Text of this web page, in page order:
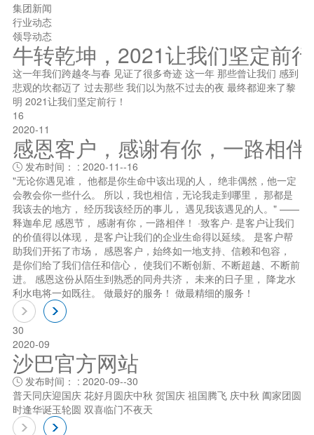
集团新闻
行业动态
领导动态
牛转乾坤，2021让我们坚定前
这一年我们跨越冬与春 见证了很多奇迹 这一年 那些曾让我们 感到
悲观的坎都迈了 过去那些 我们以为熬不过去的夜 最终都迎来了黎
明 2021让我们坚定前行！
16
2020-11
感恩客户，感谢有你，一路相伴
发布时间： : 2020-11--16
"无论你遇见谁， 他都是你生命中该出现的人， 绝非偶然，他一定
会教会你一些什么。 所以，我也相信，无论我走到哪里， 那都是
我该去的地方， 经历我该经历的事儿， 遇见我该遇见的人。" ——
释迦牟尼 感恩节， 感谢有你，一路相伴！ ·致客户· 是客户让我们
的价值得以体现， 是客户让我们的企业生命得以延续。 是客户帮
助我们开拓了市场， 感恩客户，始终如一地支持、信赖和包容，
是你们给了我们信任和信心， 使我们不断创新、不断超越、不断前
进。 感恩这份从陌生到熟悉的同舟共济， 未来的日子里， 降龙水
利水电将一如既往。 做最好的服务！ 做最精细的服务！
30
2020-09
沙巴官方网站
发布时间： : 2020-09--30
普天同庆迎国庆 花好月圆庆中秋 贺国庆 祖国腾飞 庆中秋 阖家团圆
时逢华诞玉轮圆 双喜临门不夜天